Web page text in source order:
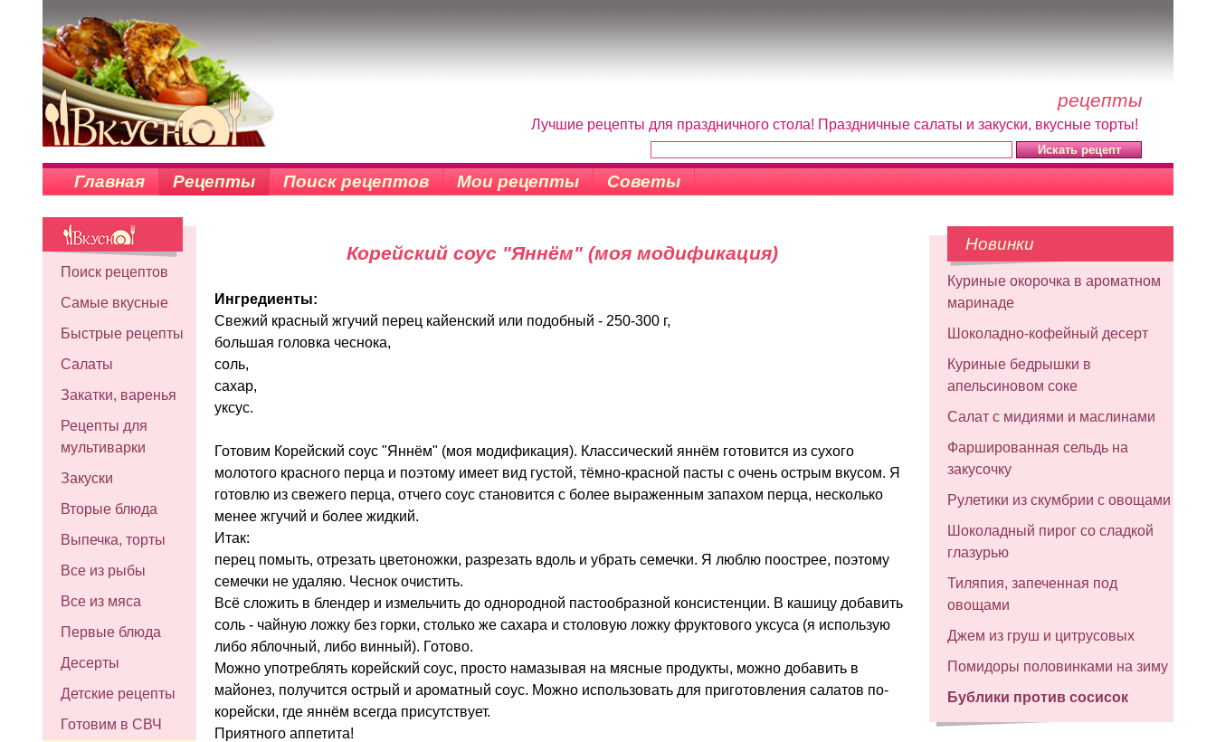
рецепты
Лучшие рецепты для праздничного стола! Праздничные салаты и закуски, вкусные торты!
Главная Рецепты Поиск рецептов Мои рецепты Советы
Поиск рецептов
Самые вкусные
Быстрые рецепты
Салаты
Закатки, варенья
Рецепты для
мультиварки
Закуски
Вторые блюда
Выпечка, торты
Все из рыбы
Все из мяса
Первые блюда
Десерты
Детские рецепты
Готовим в СВЧ
Корейский соус "Яннём" (моя модификация)
Ингредиенты:
Свежий красный жгучий перец кайенский или подобный - 250-300 г,
большая головка чеснока,
соль,
сахар,
уксус.
Готовим Корейский соус "Яннём" (моя модификация). Классический яннём готовится из сухого
молотого красного перца и поэтому имеет вид густой, тёмно-красной пасты с очень острым вкусом. Я
готовлю из свежего перца, отчего соус становится с более выраженным запахом перца, несколько
менее жгучий и более жидкий.
Итак:
перец помыть, отрезать цветоножки, разрезать вдоль и убрать семечки. Я люблю поострее, поэтому
семечки не удаляю. Чеснок очистить.
Всё сложить в блендер и измельчить до однородной пастообразной консистенции. В кашицу добавить
соль - чайную ложку без горки, столько же сахара и столовую ложку фруктового уксуса (я использую
либо яблочный, либо винный). Готово.
Можно употреблять корейский соус, просто намазывая на мясные продукты, можно добавить в
майонез, получится острый и ароматный соус. Можно использовать для приготовления салатов по-
корейски, где яннём всегда присутствует.
Приятного аппетита!
Новинки
Куриные окорочка в ароматном
маринаде
Шоколадно-кофейный десерт
Куриные бедрышки в
апельсиновом соке
Салат с мидиями и маслинами
Фаршированная сельдь на
закусочку
Рулетики из скумбрии с овощами
Шоколадный пирог со сладкой
глазурью
Тиляпия, запеченная под
овощами
Джем из груш и цитрусовых
Помидоры половинками на зиму
Бублики против сосисок